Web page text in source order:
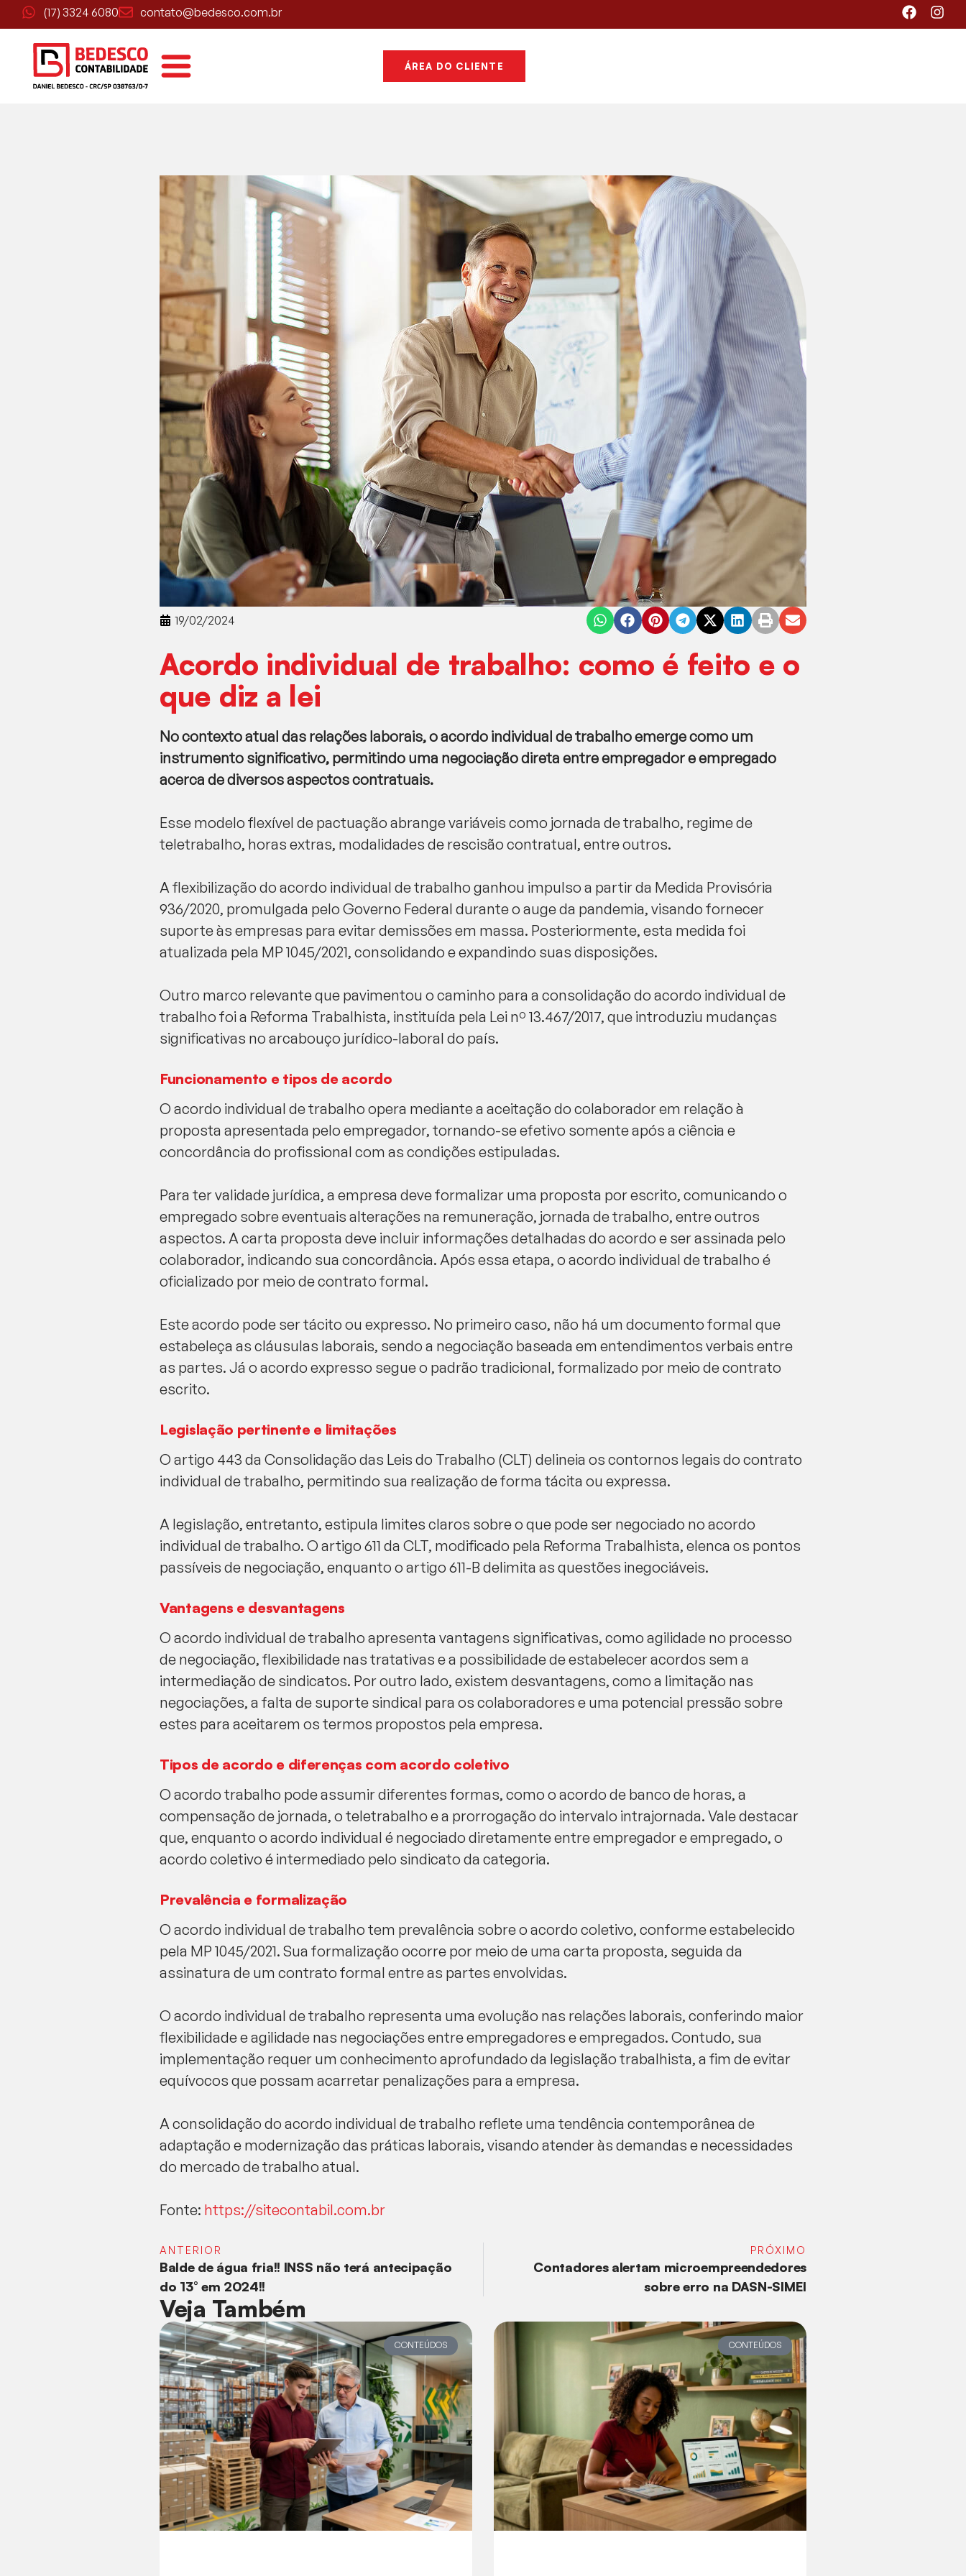
(17) 3324 6080 contato@bedesco.com.br
ÁREA DO CLIENTE
19/02/2024
Acordo individual de trabalho: como é feito e o
que diz a lei
No contexto atual das relações laborais, o acordo individual de trabalho emerge como um
instrumento significativo, permitindo uma negociação direta entre empregador e empregado
acerca de diversos aspectos contratuais.
Esse modelo flexível de pactuação abrange variáveis como jornada de trabalho, regime de
teletrabalho, horas extras, modalidades de rescisão contratual, entre outros.
A flexibilização do acordo individual de trabalho ganhou impulso a partir da Medida Provisória
936/2020, promulgada pelo Governo Federal durante o auge da pandemia, visando fornecer
suporte às empresas para evitar demissões em massa. Posteriormente, esta medida foi
atualizada pela MP 1045/2021, consolidando e expandindo suas disposições.
Outro marco relevante que pavimentou o caminho para a consolidação do acordo individual de
trabalho foi a Reforma Trabalhista, instituída pela Lei nº 13.467/2017, que introduziu mudanças
significativas no arcabouço jurídico-laboral do país.
Funcionamento e tipos de acordo
O acordo individual de trabalho opera mediante a aceitação do colaborador em relação à
proposta apresentada pelo empregador, tornando-se efetivo somente após a ciência e
concordância do profissional com as condições estipuladas.
Para ter validade jurídica, a empresa deve formalizar uma proposta por escrito, comunicando o
empregado sobre eventuais alterações na remuneração, jornada de trabalho, entre outros
aspectos. A carta proposta deve incluir informações detalhadas do acordo e ser assinada pelo
colaborador, indicando sua concordância. Após essa etapa, o acordo individual de trabalho é
oficializado por meio de contrato formal.
Este acordo pode ser tácito ou expresso. No primeiro caso, não há um documento formal que
estabeleça as cláusulas laborais, sendo a negociação baseada em entendimentos verbais entre
as partes. Já o acordo expresso segue o padrão tradicional, formalizado por meio de contrato
escrito.
Legislação pertinente e limitações
O artigo 443 da Consolidação das Leis do Trabalho (CLT) delineia os contornos legais do contrato
individual de trabalho, permitindo sua realização de forma tácita ou expressa.
A legislação, entretanto, estipula limites claros sobre o que pode ser negociado no acordo
individual de trabalho. O artigo 611 da CLT, modificado pela Reforma Trabalhista, elenca os pontos
passíveis de negociação, enquanto o artigo 611-B delimita as questões inegociáveis.
Vantagens e desvantagens
O acordo individual de trabalho apresenta vantagens significativas, como agilidade no processo
de negociação, flexibilidade nas tratativas e a possibilidade de estabelecer acordos sem a
intermediação de sindicatos. Por outro lado, existem desvantagens, como a limitação nas
negociações, a falta de suporte sindical para os colaboradores e uma potencial pressão sobre
estes para aceitarem os termos propostos pela empresa.
Tipos de acordo e diferenças com acordo coletivo
O acordo trabalho pode assumir diferentes formas, como o acordo de banco de horas, a
compensação de jornada, o teletrabalho e a prorrogação do intervalo intrajornada. Vale destacar
que, enquanto o acordo individual é negociado diretamente entre empregador e empregado, o
acordo coletivo é intermediado pelo sindicato da categoria.
Prevalência e formalização
O acordo individual de trabalho tem prevalência sobre o acordo coletivo, conforme estabelecido
pela MP 1045/2021. Sua formalização ocorre por meio de uma carta proposta, seguida da
assinatura de um contrato formal entre as partes envolvidas.
O acordo individual de trabalho representa uma evolução nas relações laborais, conferindo maior
flexibilidade e agilidade nas negociações entre empregadores e empregados. Contudo, sua
implementação requer um conhecimento aprofundado da legislação trabalhista, a fim de evitar
equívocos que possam acarretar penalizações para a empresa.
A consolidação do acordo individual de trabalho reflete uma tendência contemporânea de
adaptação e modernização das práticas laborais, visando atender às demandas e necessidades
do mercado de trabalho atual.
Fonte: https://sitecontabil.com.br
ANTERIOR
Balde de água fria!! INSS não terá antecipação
do 13° em 2024!!
PRÓXIMO
Contadores alertam microempreendedores
sobre erro na DASN-SIMEI
Veja Também
CONTEÚDOS CONTEÚDOS